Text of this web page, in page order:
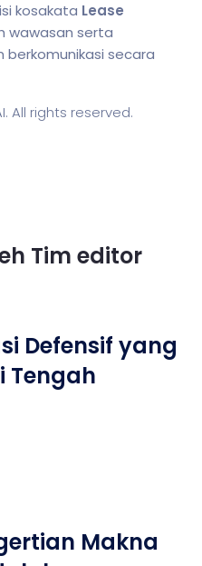
kosakata Lease
wawasan serta
secara
. All rights reserved.
Tim editor
Defensif yang
Tengah
Makna